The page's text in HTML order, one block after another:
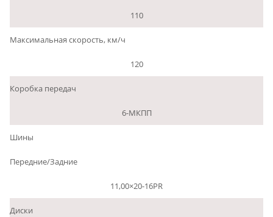
110
Максимальная скорость, км/ч
120
Коробка передач
6-МКПП
Шины
Передние/Задние
11,00×20-16PR
Диски